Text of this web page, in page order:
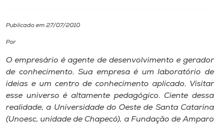
Cultura
CPA
Biblioteca
Editora
Publicado em 27/07/2010
Por
O empresário é agente de desenvolvimento e gerador
de conhecimento. Sua empresa é um laboratório de
ideias e um centro de conhecimento aplicado. Visitar
esse universo é altamente pedagógico. Ciente dessa
realidade, a Universidade do Oeste de Santa Catarina
(Unoesc, unidade de Chapecó), a Fundação de Amparo